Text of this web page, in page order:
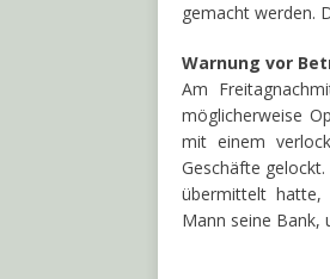
gemacht werden.
Warnung vor
Am
möglicherweise
mit einem
Geschäfte
übermittelt hatte,
Mann seine Bank,